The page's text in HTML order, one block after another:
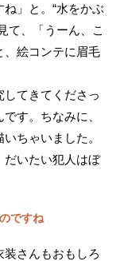
ね」と。“水をかぶ
て、「うーん、こ
、絵コンテに眉毛
てきてくださっ
す。ちなみに、
ちゃいました。
だいたい犯人はぼ
ですね
さんもおもしろ